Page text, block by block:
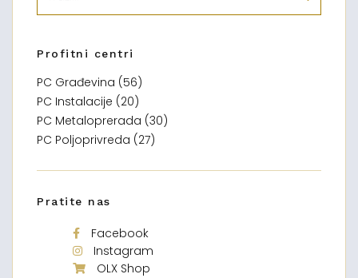
Profitni centri
PC Građevina (56)
PC Instalacije (20)
PC Metaloprerada (30)
PC Poljoprivreda (27)
Pratite nas
Facebook
Instagram
OLX Shop